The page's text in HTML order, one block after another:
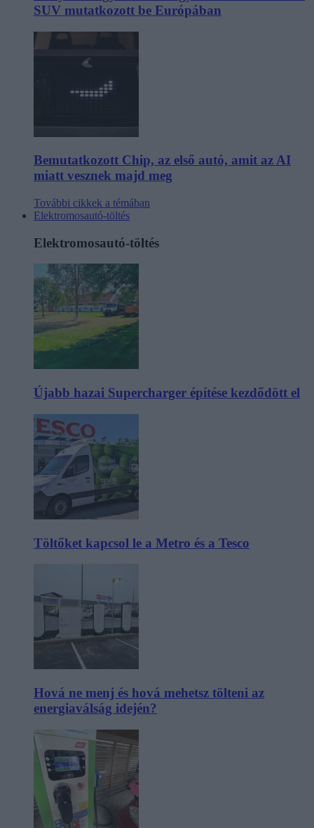
SUV mutatkozott be Európában
Bemutatkozott Chip, az első autó, amit az AI
miatt vesznek majd meg
További cikkek a témában
Elektromosautó-töltés
Elektromosautó-töltés
Újabb hazai Supercharger építése kezdődött el
Töltőket kapcsol le a Metro és a Tesco
Hová ne menj és hová mehetsz tölteni az
energiaválság idején?